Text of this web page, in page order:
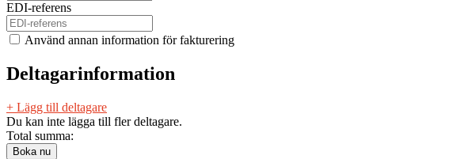
EDI-referens
Använd annan information för fakturering
Deltagarinformation
+ Lägg till deltagare
Du kan inte lägga till fler deltagare.
Total summa: